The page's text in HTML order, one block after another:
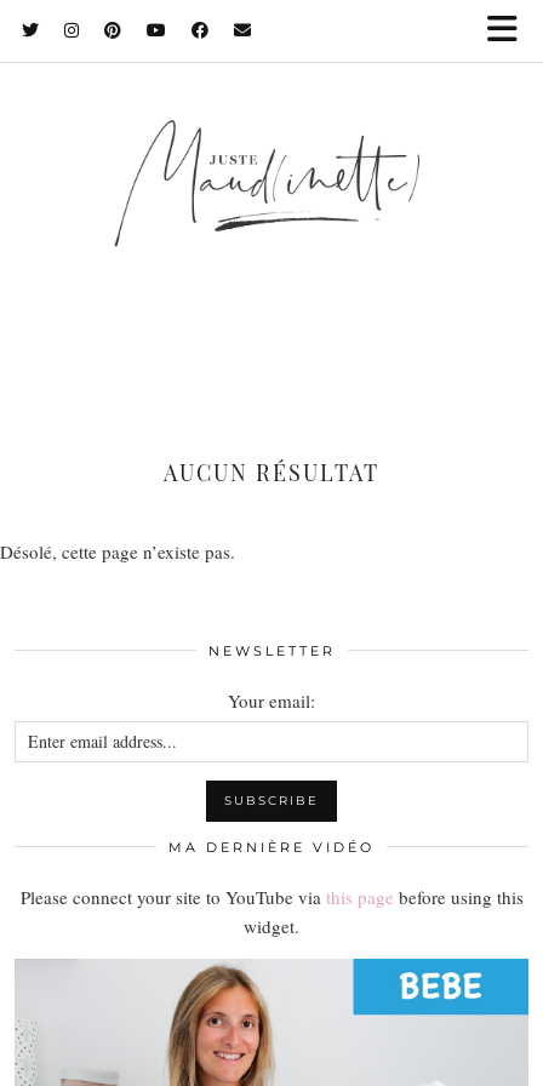
AUCUN RÉSULTAT
Désolé, cette page n’existe pas.
NEWSLETTER
Your email:
MA DERNIÈRE VIDÉO
Please connect your site to YouTube via this page before using this
widget.